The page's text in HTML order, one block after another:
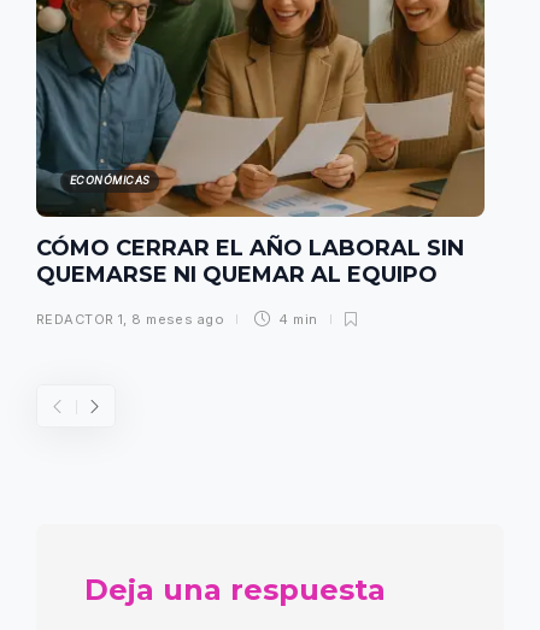
ECONÓMICAS
CÓMO CERRAR EL AÑO LABORAL SIN
QUEMARSE NI QUEMAR AL EQUIPO
REDACTOR 1, 8 meses ago 4 min
Deja una respuesta